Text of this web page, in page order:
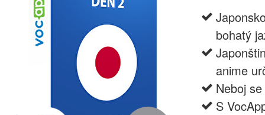
bohatý
anime
Neboj
S